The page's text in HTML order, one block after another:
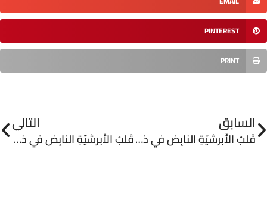
PINTEREST
PRINT
السابق
قَلبُ الأَبرشيّةِ النابِض في ذاكرةِ مُحبّيه – الحلقة الخامسة عشر
التالي
قَلبُ الأَبرشيّةِ النابِض في ذاكرةِ مُحبّيه – الحلقة السابعة عشر